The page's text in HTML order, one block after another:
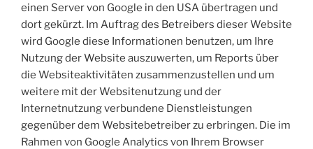
einen Server von Google in den USA übertragen und
dort gekürzt. Im Auftrag des Betreibers dieser Website
wird Google diese Informationen benutzen, um Ihre
Nutzung der Website auszuwerten, um Reports über
die Websiteaktivitäten zusammenzustellen und um
weitere mit der Websitenutzung und der
Internetnutzung verbundene Dienstleistungen
gegenüber dem Websitebetreiber zu erbringen. Die im
Rahmen von Google Analytics von Ihrem Browser